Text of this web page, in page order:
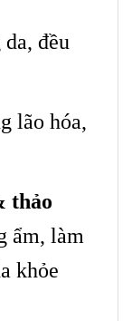
đều
lão hóa,
thảo
ẩm, làm
khỏe